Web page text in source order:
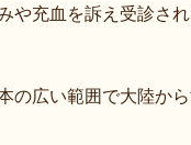
充血を訴え受診され
の広い範囲で大陸か